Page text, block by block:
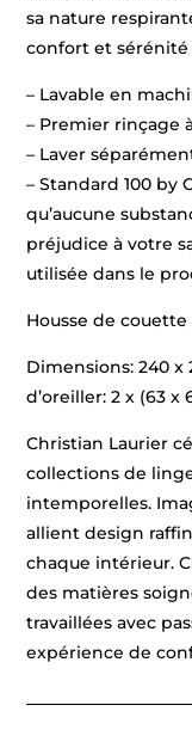
sa nature
confort et sérénité
– Lavable en
– Premier rinçage
– Laver
– Standard 100 by
qu’aucune
préjudice à votre
utilisée dans le
Housse de couette
Dimensions: 240 x
d’oreiller: 2 x (63 x
Christian Laurier
collections de
intemporelles.
allient design
chaque intérieur.
des matières
travaillées avec
expérience de